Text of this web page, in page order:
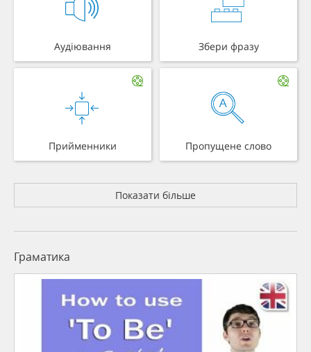
Аудіювання Збери фразу
Прийменники Пропущене слово
Показати більше
Граматика